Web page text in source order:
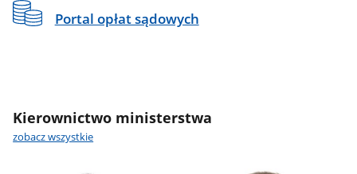
Portal opłat sądowych
Kierownictwo ministerstwa
zobacz wszystkie